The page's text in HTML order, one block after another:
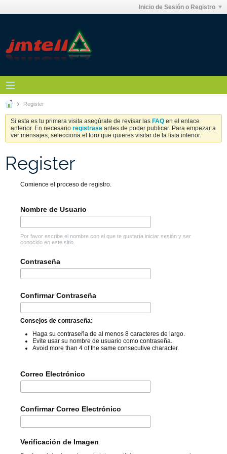
Inicio de Sesión o Registro
Register
Si esta es tu primera visita asegúrate de revisar las FAQ en el enlace
anterior. En necesario registrase antes de poder publicar. Para empezar a
ver mensajes, selecciona el foro que quieres visitar de la lista inferior.
Register
Comience el proceso de registro.
Nombre de Usuario
Por favor escribe el nombre con el que te gustaría iniciar sesión y ser
conocido en este sitio.
Contraseña
Confirmar Contraseña
Consejos de contraseña:
Haga su contraseña de al menos 8 caracteres de largo.
Evite usar su nombre de usuario como contraseña.
Avoid more than 4 of the same consecutive character.
Correo Electrónico
Confirmar Correo Electrónico
Verificación de Imagen